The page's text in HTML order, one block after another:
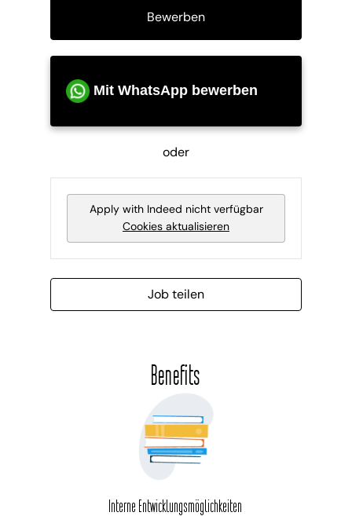
Bewerben
Mit WhatsApp bewerben
oder
Apply with Indeed nicht verfügbar
Cookies aktualisieren
Job teilen
Benefits
Interne Entwicklungsmöglichkeiten